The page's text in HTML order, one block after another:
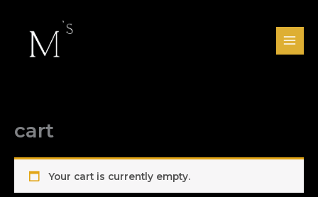
content
cart
Your cart is currently empty.